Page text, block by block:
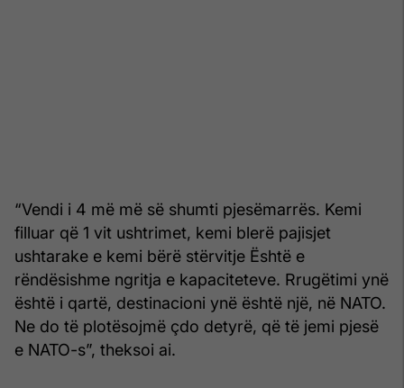
“Vendi i 4 më më së shumti pjesëmarrës. Kemi
filluar që 1 vit ushtrimet, kemi blerë pajisjet
ushtarake e kemi bërë stërvitje Është e
rëndësishme ngritja e kapaciteteve. Rrugëtimi ynë
është i qartë, destinacioni ynë është një, në NATO.
Ne do të plotësojmë çdo detyrë, që të jemi pjesë
e NATO-s”, theksoi ai.